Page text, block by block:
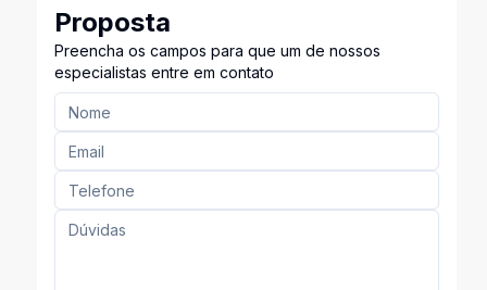
Proposta
Preencha os campos para que um de nossos
especialistas entre em contato